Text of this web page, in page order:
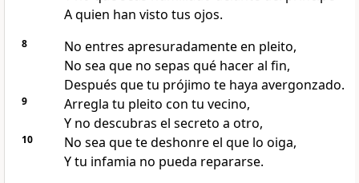
A quien han visto tus ojos.
8
No entres apresuradamente en pleito,
No sea que no sepas qué hacer al fin,
Después que tu prójimo te haya avergonzado.
9
Arregla tu pleito con tu vecino,
Y no descubras el secreto a otro,
10
No sea que te deshonre el que lo oiga,
Y tu infamia no pueda repararse.